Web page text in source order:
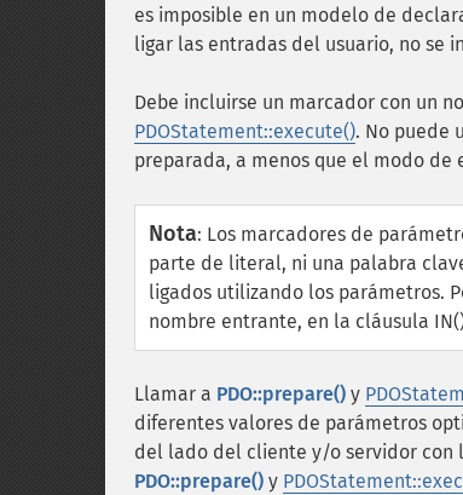
es imposible en un modelo de
ligar las entradas del usuario, no se
Debe incluirse un marcador con un
PDOStatement::execute(). No puede
preparada, a menos que el modo de
Nota: Los marcadores de
parte de literal, ni una palabra
ligados utilizando los parámetros.
nombre entrante, en la cláusula
Llamar a PDO::prepare() y
diferentes valores de parámetros
del lado del cliente y/o servidor con
PDO::prepare() y